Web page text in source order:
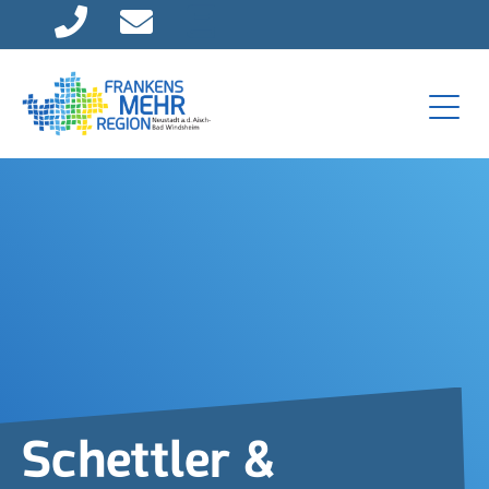
Direkt zur Hauptnavigation springen
Direkt zum Inhalt springen
Schettler &